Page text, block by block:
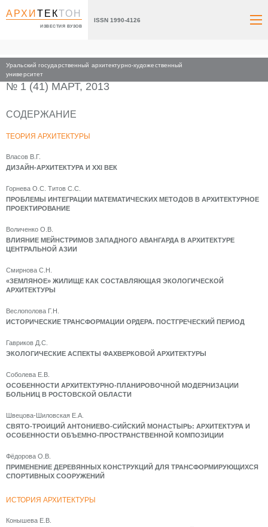
АРХИТЕКТОН
ИЗВЕСТИЯ ВУЗОВ
ISSN 1990-4126
Уральский государственный архитектурно-художественный
университет
Главная Архив номеров 2013
№ 1 (41) МАРТ, 2013
СОДЕРЖАНИЕ
ТЕОРИЯ АРХИТЕКТУРЫ
Власов В.Г.
ДИЗАЙН-АРХИТЕКТУРА И XXI ВЕК
Горнева О.С. Титов С.С.
ПРОБЛЕМЫ ИНТЕГРАЦИИ МАТЕМАТИЧЕСКИХ МЕТОДОВ В АРХИТЕКТУРНОЕ
ПРОЕКТИРОВАНИЕ
Воличенко О.В.
ВЛИЯНИЕ МЕЙНСТРИМОВ ЗАПАДНОГО АВАНГАРДА В АРХИТЕКТУРЕ
ЦЕНТРАЛЬНОЙ АЗИИ
Смирнова С.Н.
«ЗЕМЛЯНОЕ» ЖИЛИЩЕ КАК СОСТАВЛЯЮЩАЯ ЭКОЛОГИЧЕСКОЙ
АРХИТЕКТУРЫ
Веслополова Г.Н.
ИСТОРИЧЕСКИЕ ТРАНСФОРМАЦИИ ОРДЕРА. ПОСТГРЕЧЕСКИЙ ПЕРИОД
Гавриков Д.С.
ЭКОЛОГИЧЕСКИЕ АСПЕКТЫ ФАХВЕРКОВОЙ АРХИТЕКТУРЫ
Соболева Е.В.
ОСОБЕННОСТИ АРХИТЕКТУРНО-ПЛАНИРОВОЧНОЙ МОДЕРНИЗАЦИИ
БОЛЬНИЦ В РОСТОВСКОЙ ОБЛАСТИ
Швецова-Шиловская Е.А.
СВЯТО-ТРОИЦИЙ АНТОНИЕВО-СИЙСКИЙ МОНАСТЫРЬ: АРХИТЕКТУРА И
ОСОБЕННОСТИ ОБЪЕМНО-ПРОСТРАНСТВЕННОЙ КОМПОЗИЦИИ
Фёдорова О.В.
ПРИМЕНЕНИЕ ДЕРЕВЯННЫХ КОНСТРУКЦИЙ ДЛЯ ТРАНСФОРМИРУЮЩИХСЯ
СПОРТИВНЫХ СООРУЖЕНИЙ
ИСТОРИЯ АРХИТЕКТУРЫ
Конышева Е.В.